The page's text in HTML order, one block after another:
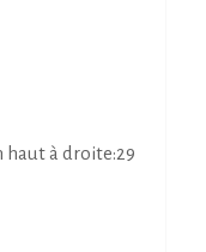
haut à droite:29